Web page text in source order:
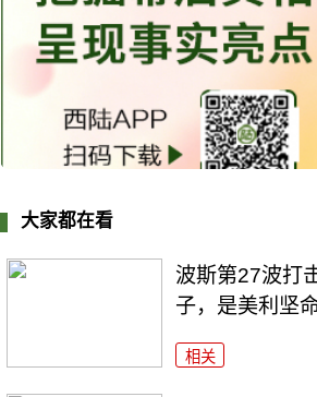
大家都在看
波斯第27波打
子，是美利坚
相关